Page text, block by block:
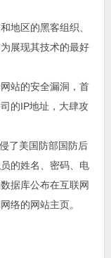
区的黑客组织、
展现其技术的最好
站的安全漏洞，首
的IP地址，大肆攻
了美国防部国防后
的姓名、密码、电
据库公布在互联网
络的网站主页。